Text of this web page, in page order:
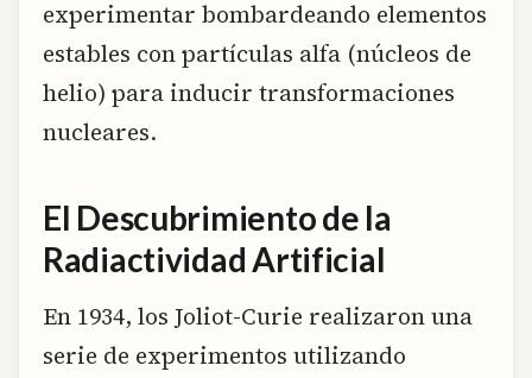
experimentar bombardeando elementos
estables con partículas alfa (núcleos de
helio) para inducir transformaciones
nucleares.
El Descubrimiento de la
Radiactividad Artificial
En 1934, los Joliot-Curie realizaron una
serie de experimentos utilizando